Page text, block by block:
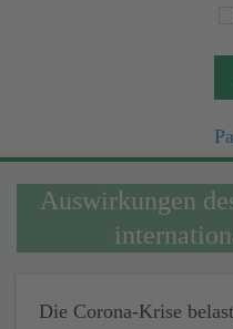
Auswirkungen
Die Corona-Krise